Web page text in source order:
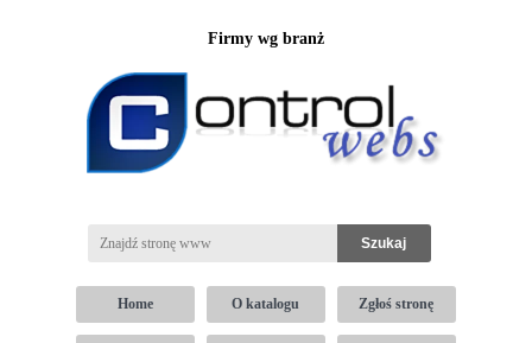
Firmy wg branż
Home O katalogu Zgłoś stronę